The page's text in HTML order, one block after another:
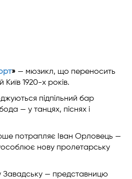
» — мюзикл, що переносить
Київ 1920-х років.
підпільний бар
— у танцях, піснях і
потрапляє Іван Орловець —
нову пролетарську
Завадську — представницю